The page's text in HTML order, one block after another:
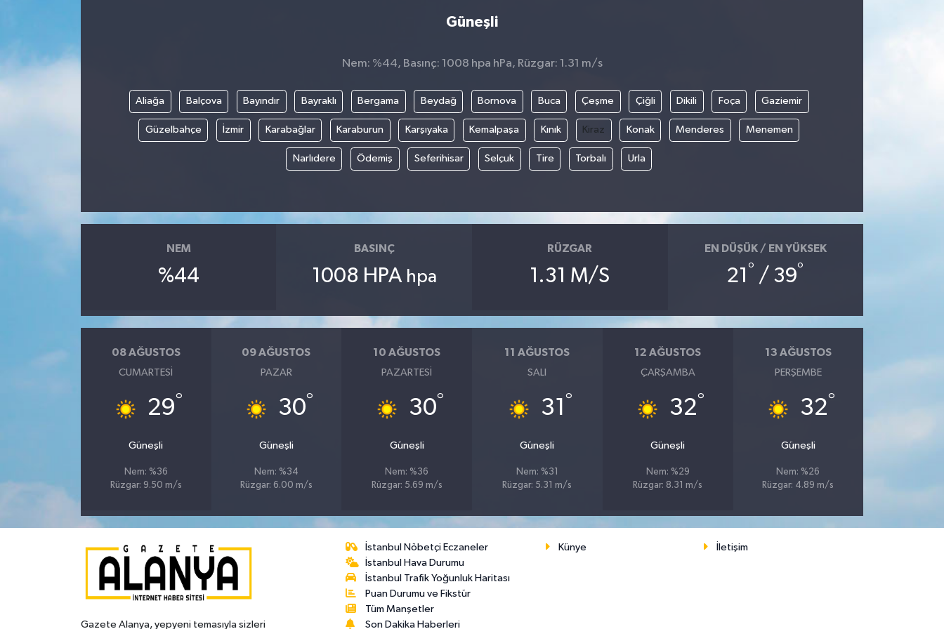
Güneşli
Nem: %44, Basınç: 1008 hpa hPa, Rüzgar: 1.31 m/s
Aliağa Balçova Bayındır Bayraklı Bergama Beydağ Bornova Buca Çeşme Çiğli Dikili Foça Gaziemir
Güzelbahçe İzmir Karabağlar Karaburun Karşıyaka Kemalpaşa Kınık Kiraz Konak Menderes Menemen
Narlıdere Ödemiş Seferihisar Selçuk Tire Torbalı Urla
NEM
%44
BASINÇ
1008 HPA hpa
RÜZGAR
1.31 M/S
EN DÜŞÜK / EN YÜKSEK
21 ° / 39°
08 AĞUSTOS
CUMARTESI
29°
Güneşli
Nem: %36
Rüzgar: 9.50 m/s
09 AĞUSTOS
PAZAR
30°
Güneşli
Nem: %34
Rüzgar: 6.00 m/s
10 AĞUSTOS
PAZARTESI
30°
Güneşli
Nem: %36
Rüzgar: 5.69 m/s
11 AĞUSTOS
SALI
31 °
Güneşli
Nem: %31
Rüzgar: 5.31 m/s
12 AĞUSTOS
ÇARŞAMBA
32°
Güneşli
Nem: %29
Rüzgar: 8.31 m/s
13 AĞUSTOS
PERŞEMBE
32°
Güneşli
Nem: %26
Rüzgar: 4.89 m/s
Gazete Alanya, yepyeni temasıyla sizleri
İstanbul Nöbetçi Eczaneler
İstanbul Hava Durumu
İstanbul Trafik Yoğunluk Haritası
Puan Durumu ve Fikstür
Tüm Manşetler
Son Dakika Haberleri
Künye İletişim